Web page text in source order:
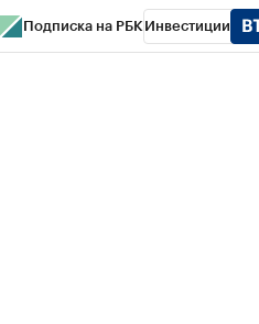
Подписка на РБК Инвестиции